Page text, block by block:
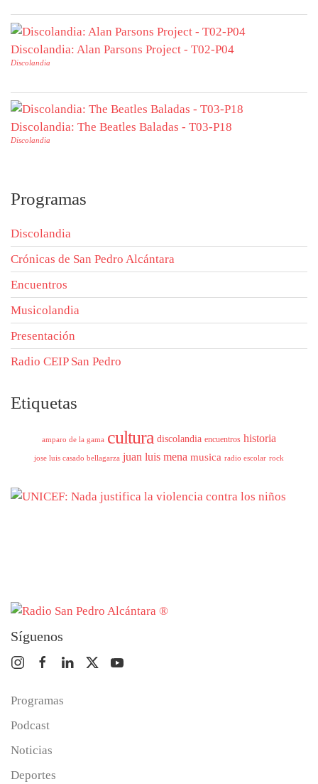
Discolandia: Alan Parsons Project - T02-P04
Discolandia
Discolandia: The Beatles Baladas - T03-P18
Discolandia
Programas
Discolandia
Crónicas de San Pedro Alcántara
Encuentros
Musicolandia
Presentación
Radio CEIP San Pedro
Etiquetas
amparo de la gama cultura discolandia encuentros historia
jose luis casado bellagarza juan luis mena musica radio escolar rock
Síguenos
Programas
Podcast
Noticias
Deportes